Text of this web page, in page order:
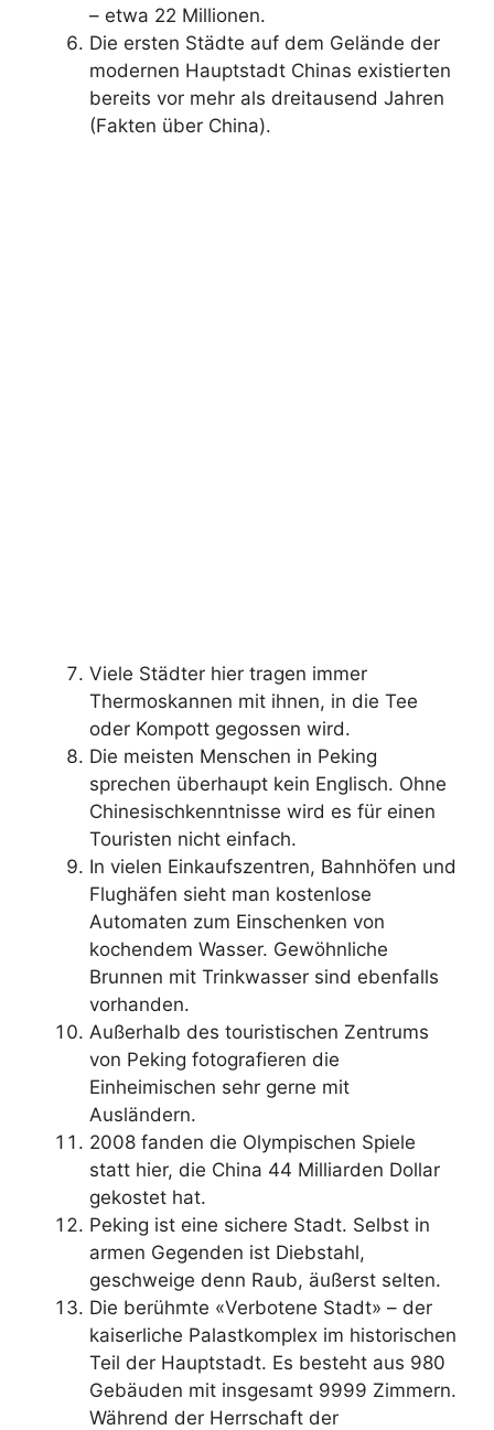
– etwa 22 Millionen.
Die ersten Städte auf dem Gelände der
modernen Hauptstadt Chinas existierten
bereits vor mehr als dreitausend Jahren
(Fakten über China).
Viele Städter hier tragen immer
Thermoskannen mit ihnen, in die Tee
oder Kompott gegossen wird.
Die meisten Menschen in Peking
sprechen überhaupt kein Englisch. Ohne
Chinesischkenntnisse wird es für einen
Touristen nicht einfach.
In vielen Einkaufszentren, Bahnhöfen und
Flughäfen sieht man kostenlose
Automaten zum Einschenken von
kochendem Wasser. Gewöhnliche
Brunnen mit Trinkwasser sind ebenfalls
vorhanden.
Außerhalb des touristischen Zentrums
von Peking fotografieren die
Einheimischen sehr gerne mit
Ausländern.
2008 fanden die Olympischen Spiele
statt hier, die China 44 Milliarden Dollar
gekostet hat.
Peking ist eine sichere Stadt. Selbst in
armen Gegenden ist Diebstahl,
geschweige denn Raub, äußerst selten.
Die berühmte «Verbotene Stadt» – der
kaiserliche Palastkomplex im historischen
Teil der Hauptstadt. Es besteht aus 980
Gebäuden mit insgesamt 9999 Zimmern.
Während der Herrschaft der